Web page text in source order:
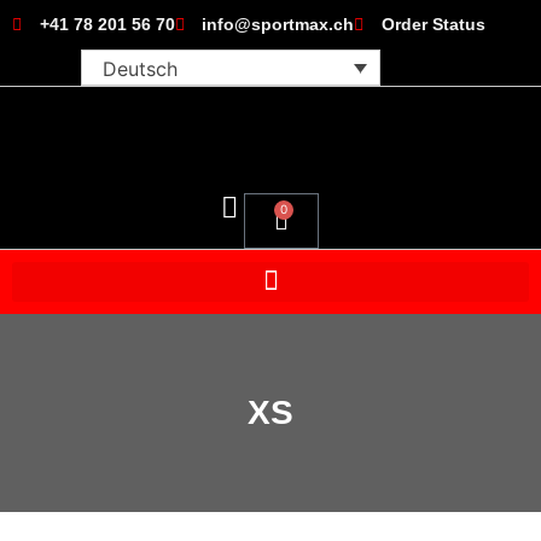
+41 78 201 56 70 info@sportmax.ch Order Status
Deutsch
0
XS